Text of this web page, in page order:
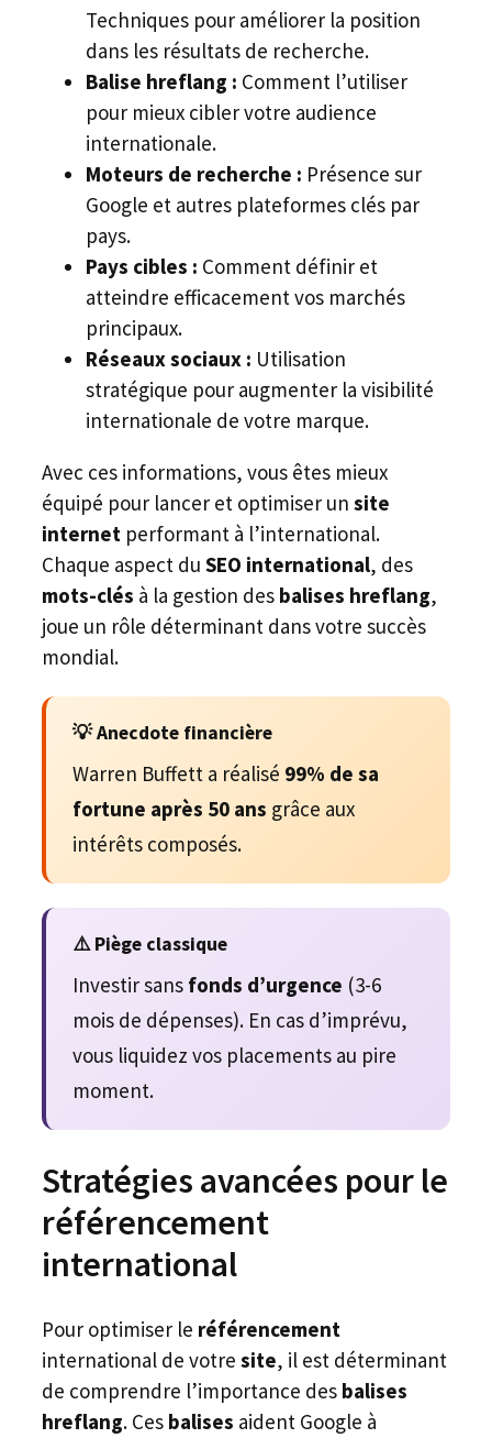
Techniques pour améliorer la position
dans les résultats de recherche.
Balise hreflang : Comment l’utiliser
pour mieux cibler votre audience
internationale.
Moteurs de recherche : Présence sur
Google et autres plateformes clés par
pays.
Pays cibles : Comment définir et
atteindre efficacement vos marchés
principaux.
Réseaux sociaux : Utilisation
stratégique pour augmenter la visibilité
internationale de votre marque.
Avec ces informations, vous êtes mieux
équipé pour lancer et optimiser un site
internet performant à l’international.
Chaque aspect du SEO international, des
mots-clés à la gestion des balises hreflang,
joue un rôle déterminant dans votre succès
mondial.
💡 Anecdote financière
Warren Buffett a réalisé 99% de sa
fortune après 50 ans grâce aux
intérêts composés.
⚠️ Piège classique
Investir sans fonds d’urgence (3-6
mois de dépenses). En cas d’imprévu,
vous liquidez vos placements au pire
moment.
Stratégies avancées pour le
référencement
international
Pour optimiser le référencement
international de votre site, il est déterminant
de comprendre l’importance des balises
hreflang. Ces balises aident Google à